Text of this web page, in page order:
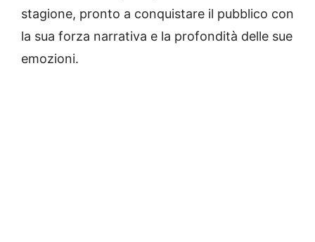
stagione, pronto a conquistare il pubblico con
la sua forza narrativa e la profondità delle sue
emozioni.